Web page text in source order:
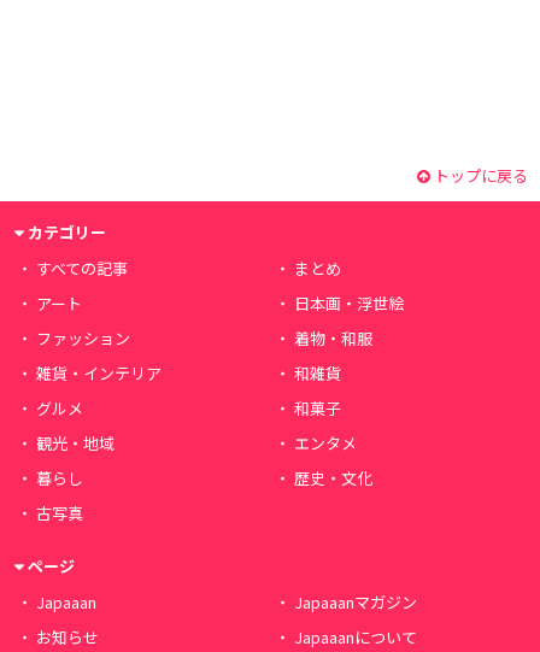
トップに戻る
カテゴリー
すべての記事
まとめ
アート
日本画・浮世絵
ファッション
着物・和服
雑貨・インテリア
和雑貨
グルメ
和菓子
観光・地域
エンタメ
暮らし
歴史・文化
古写真
ページ
Japaaan
Japaaanマガジン
お知らせ
Japaaanについて